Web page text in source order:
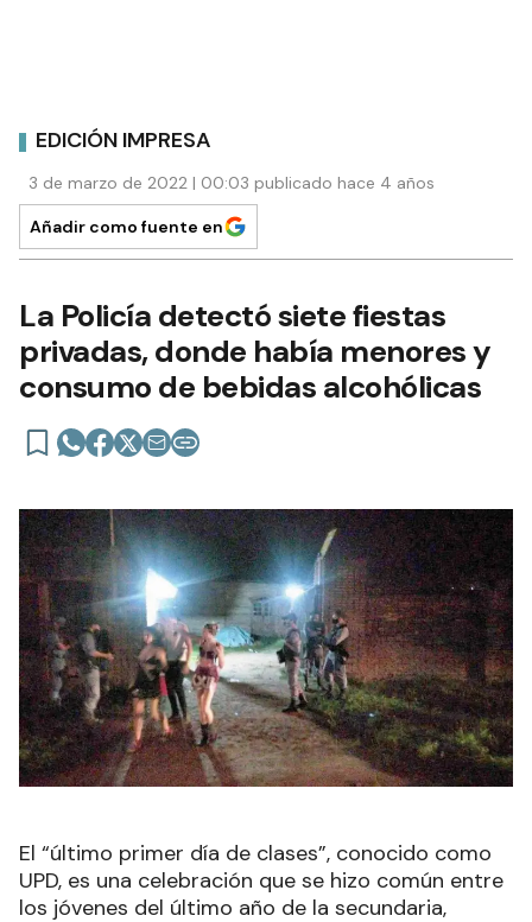
EDICIÓN IMPRESA
3 de marzo de 2022 | 00:03 publicado hace 4 años
Añadir como fuente en
La Policía detectó siete fiestas
privadas, donde había menores y
consumo de bebidas alcohólicas
El “último primer día de clases”, conocido como
UPD, es una celebración que se hizo común entre
los jóvenes del último año de la secundaria,